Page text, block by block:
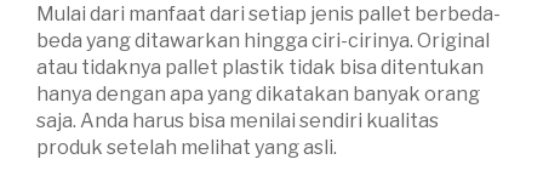
Mulai dari manfaat dari setiap jenis pallet berbeda-
beda yang ditawarkan hingga ciri-cirinya. Original
atau tidaknya pallet plastik tidak bisa ditentukan
hanya dengan apa yang dikatakan banyak orang
saja. Anda harus bisa menilai sendiri kualitas
produk setelah melihat yang asli.